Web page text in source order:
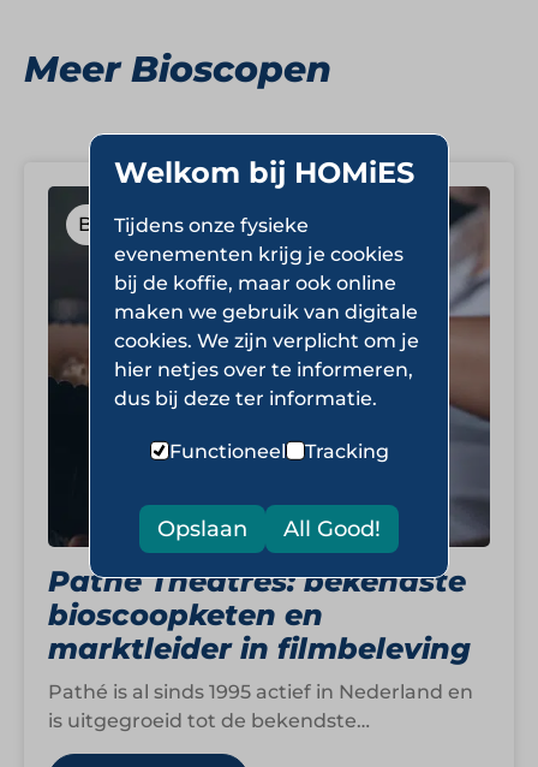
Meer Bioscopen
Bioscopen
Pathé Theatres: bekendste
bioscoopketen en
marktleider in filmbeleving
Pathé is al sinds 1995 actief in Nederland en
is uitgegroeid tot de bekendste
bioscoopketen van het land. Met ruim…
Welkom bij HOMiES
Tijdens onze fysieke
evenementen krijg je cookies
bij de koffie, maar ook online
maken we gebruik van digitale
cookies. We zijn verplicht om je
hier netjes over te informeren,
dus bij deze ter informatie.
Functioneel Tracking
Opslaan All Good!